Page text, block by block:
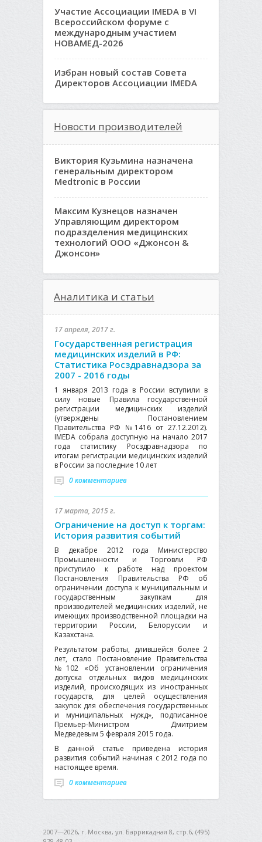
Участие Ассоциации IMEDA в VI
Всероссийском форуме с
международным участием
НОВАМЕД-2026
Избран новый состав Совета
Директоров Ассоциации IMEDA
Новости производителей
Виктория Кузьмина назначена
генеральным директором
Medtronic в России
Максим Кузнецов назначен
Управляющим директором
подразделения медицинских
технологий ООО «Джонсон &
Джонсон»
Аналитика и статьи
17 апреля, 2017 г.
Государственная регистрация
медицинских изделий в РФ:
Статистика Росздравнадзора за
2007 - 2016 годы
1 января 2013 года в России вступили в
силу новые Правила государственной
регистрации медицинских изделий
(утверждены Постановлением
Правительства РФ №1416 от 27.12.2012).
IMEDA собрала доступную на начало 2017
года статистику Росздравнадзора по
итогам регистрации медицинских изделий
в России за последние 10 лет
0 комментариев
17 марта, 2015 г.
Ограничение на доступ к торгам:
История развития событий
В декабре 2012 года Министерство
Промышленности и Торговли РФ
приступило к работе над проектом
Постановления Правительства РФ об
ограничении доступа к муниципальным и
государственным закупкам для
производителей медицинских изделий, не
имеющих производственной площадки на
территории России, Белоруссии и
Казахстана.
Результатом работы, длившейся более 2
лет, стало Постановление Правительства
№102 «Об установлении ограничения
допуска отдельных видов медицинских
изделий, происходящих из иностранных
государств, для целей осуществления
закупок для обеспечения государственных
и муниципальных нужд», подписанное
Премьер-Министром Дмитрием
Медведевым 5 февраля 2015 года.
В данной статье приведена история
развития событий начиная с 2012 года по
настоящее время.
0 комментариев
2007—2026, г. Москва, ул. Баррикадная 8, стр.6, (495)